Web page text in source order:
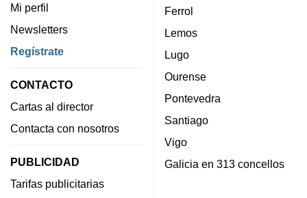
Mi perfil
Newsletters
Regístrate
CONTACTO
Cartas al director
Contacta con nosotros
PUBLICIDAD
Tarifas publicitarias
Ferrol
Lemos
Lugo
Ourense
Pontevedra
Santiago
Vigo
Galicia en 313 concellos